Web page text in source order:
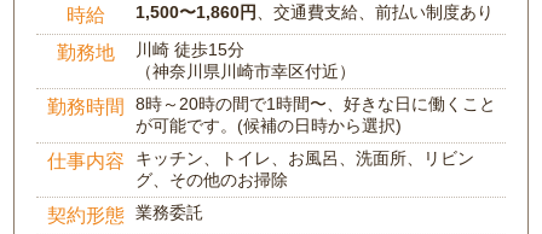
時給 1,500〜1,860円 、交通費支給、前払い制度あり
勤務地
川崎 徒歩15分
（神奈川県川崎市幸区付近）
勤務時間
8時～20時の間で1時間〜、好きな日に働くこと
が可能です。(候補の日時から選択)
仕事内容
キッチン、トイレ、お風呂、洗面所、リビン
グ、その他のお掃除
契約形態 業務委託